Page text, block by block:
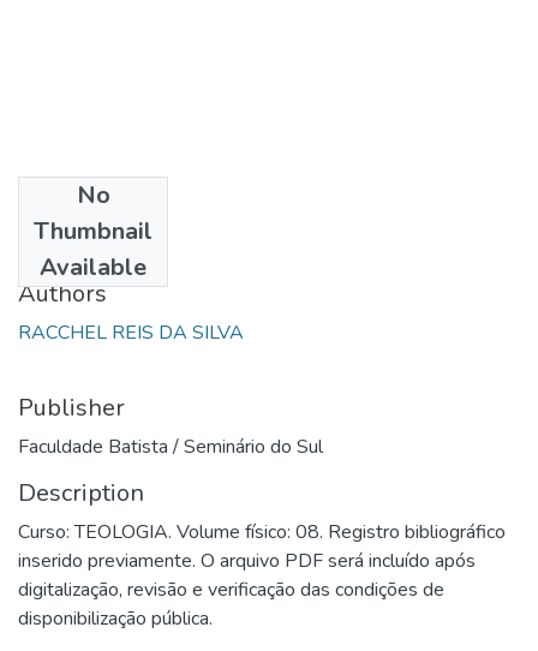
No
Thumbnail
Available
1985
Authors
RACCHEL REIS DA SILVA
Publisher
Faculdade Batista / Seminário do Sul
Description
Curso: TEOLOGIA. Volume físico: 08. Registro bibliográfico
inserido previamente. O arquivo PDF será incluído após
digitalização, revisão e verificação das condições de
disponibilização pública.